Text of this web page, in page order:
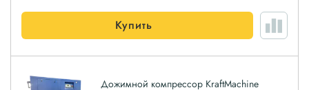
Купить
Дожимной компрессор KraftMachine